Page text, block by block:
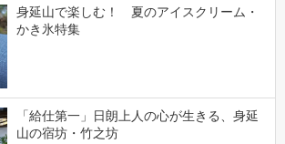
身延山で楽しむ！ 夏のアイスクリーム・
かき氷特集
「給仕第一」日朗上人の心が生きる、身延
山の宿坊・竹之坊